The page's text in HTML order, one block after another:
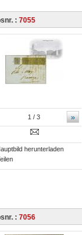
: 7055
»
1 / 3
herunterladen
: 7056